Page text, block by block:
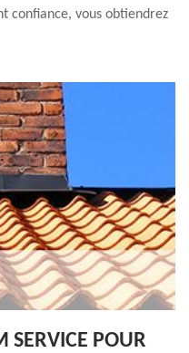
confiance, vous obtiendrez
SERVICE POUR